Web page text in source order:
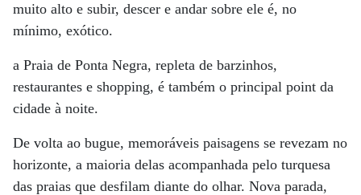
muito alto e subir, descer e andar sobre ele é, no
mínimo, exótico.
a Praia de Ponta Negra, repleta de barzinhos,
restaurantes e shopping, é também o principal point da
cidade à noite.
De volta ao bugue, memoráveis paisagens se revezam no
horizonte, a maioria delas acompanhada pelo turquesa
das praias que desfilam diante do olhar. Nova parada,